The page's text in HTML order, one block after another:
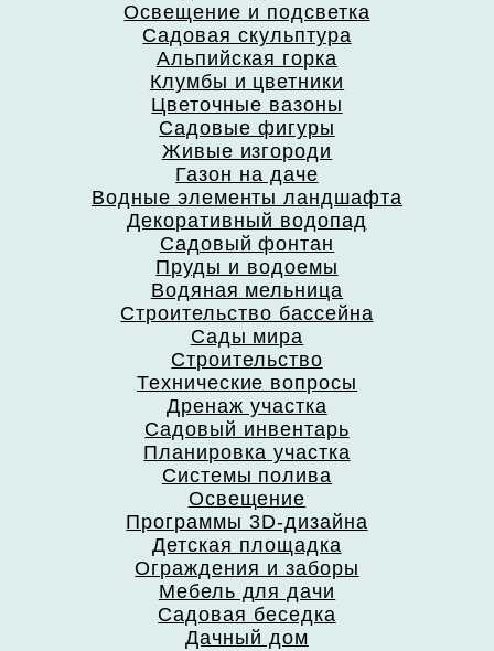
Освещение и подсветка
Садовая скульптура
Альпийская горка
Клумбы и цветники
Цветочные вазоны
Садовые фигуры
Живые изгороди
Газон на даче
Водные элементы ландшафта
Декоративный водопад
Садовый фонтан
Пруды и водоемы
Водяная мельница
Строительство бассейна
Сады мира
Строительство
Технические вопросы
Дренаж участка
Садовый инвентарь
Планировка участка
Системы полива
Освещение
Программы 3D-дизайна
Детская площадка
Ограждения и заборы
Мебель для дачи
Садовая беседка
Дачный дом